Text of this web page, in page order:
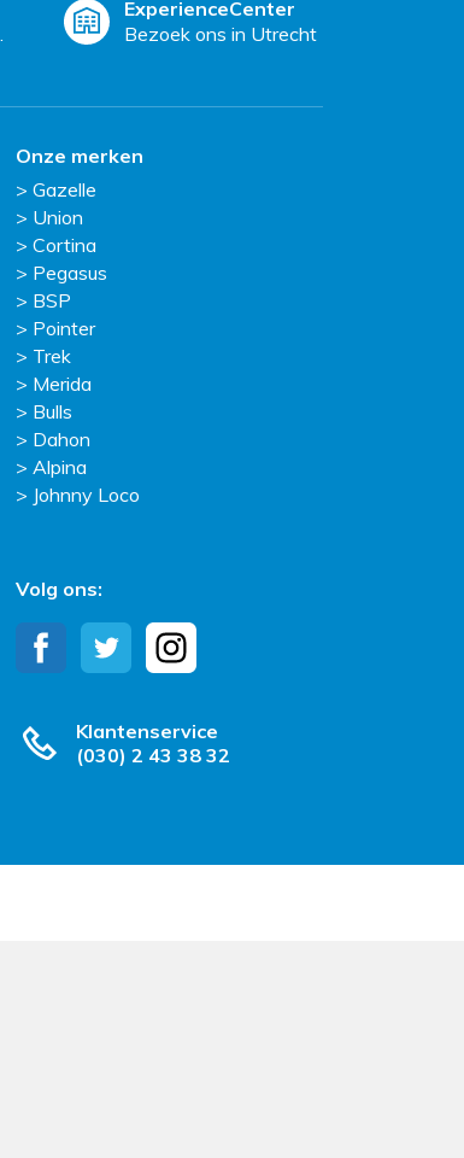
ExperienceCenter
Bezoek ons in Utrecht
Onze merken
Gazelle
Union
Cortina
Pegasus
BSP
Pointer
Trek
Merida
Bulls
Dahon
Alpina
Johnny Loco
Volg ons:
Klantenservice
(030) 2 43 38 32